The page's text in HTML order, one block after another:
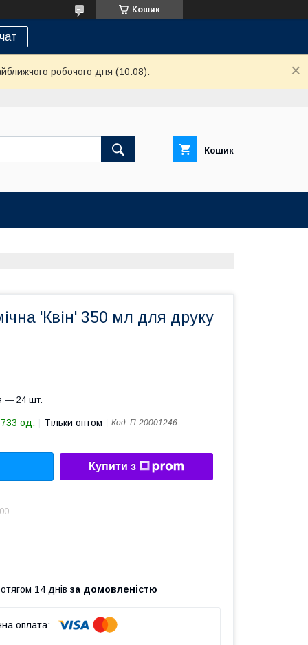
Кошик
робочого дня (10.08).
Кошик
'Квін' 350 мл для друку
— 24 шт.
од. Тільки оптом Код: П-20001246
Купити з
14 днів за домовленістю